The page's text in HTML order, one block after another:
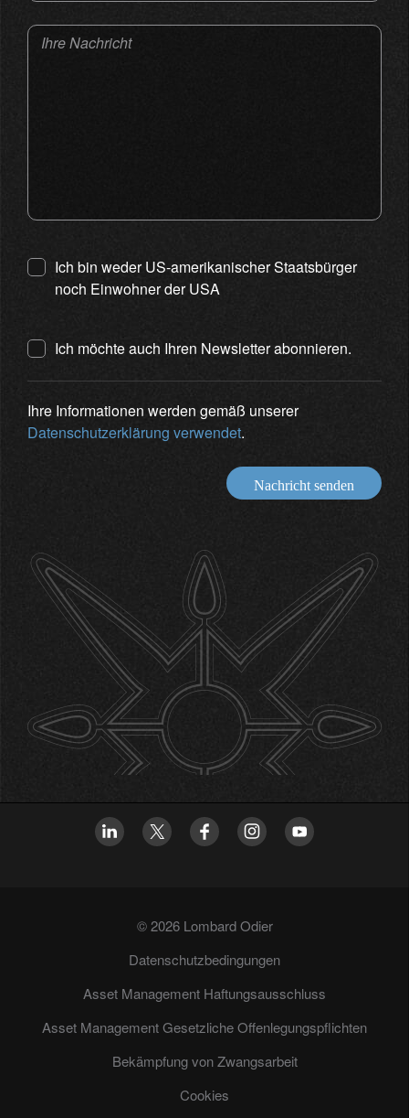
Ihre Nachricht
Ich bin weder US-amerikanischer Staatsbürger
noch Einwohner der USA
Ich möchte auch Ihren Newsletter abonnieren.
Ihre Informationen werden gemäß unserer
Datenschutzerklärung verwendet.
Nachricht senden
© 2026 Lombard Odier
Datenschutzbedingungen
Asset Management Haftungsausschluss
Asset Management Gesetzliche Offenlegungspflichten
Bekämpfung von Zwangsarbeit
Cookies